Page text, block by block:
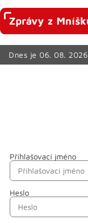
Dnes je 06. 08. 2026
Přihlašovací jméno
Heslo
Jméno
Příjmení